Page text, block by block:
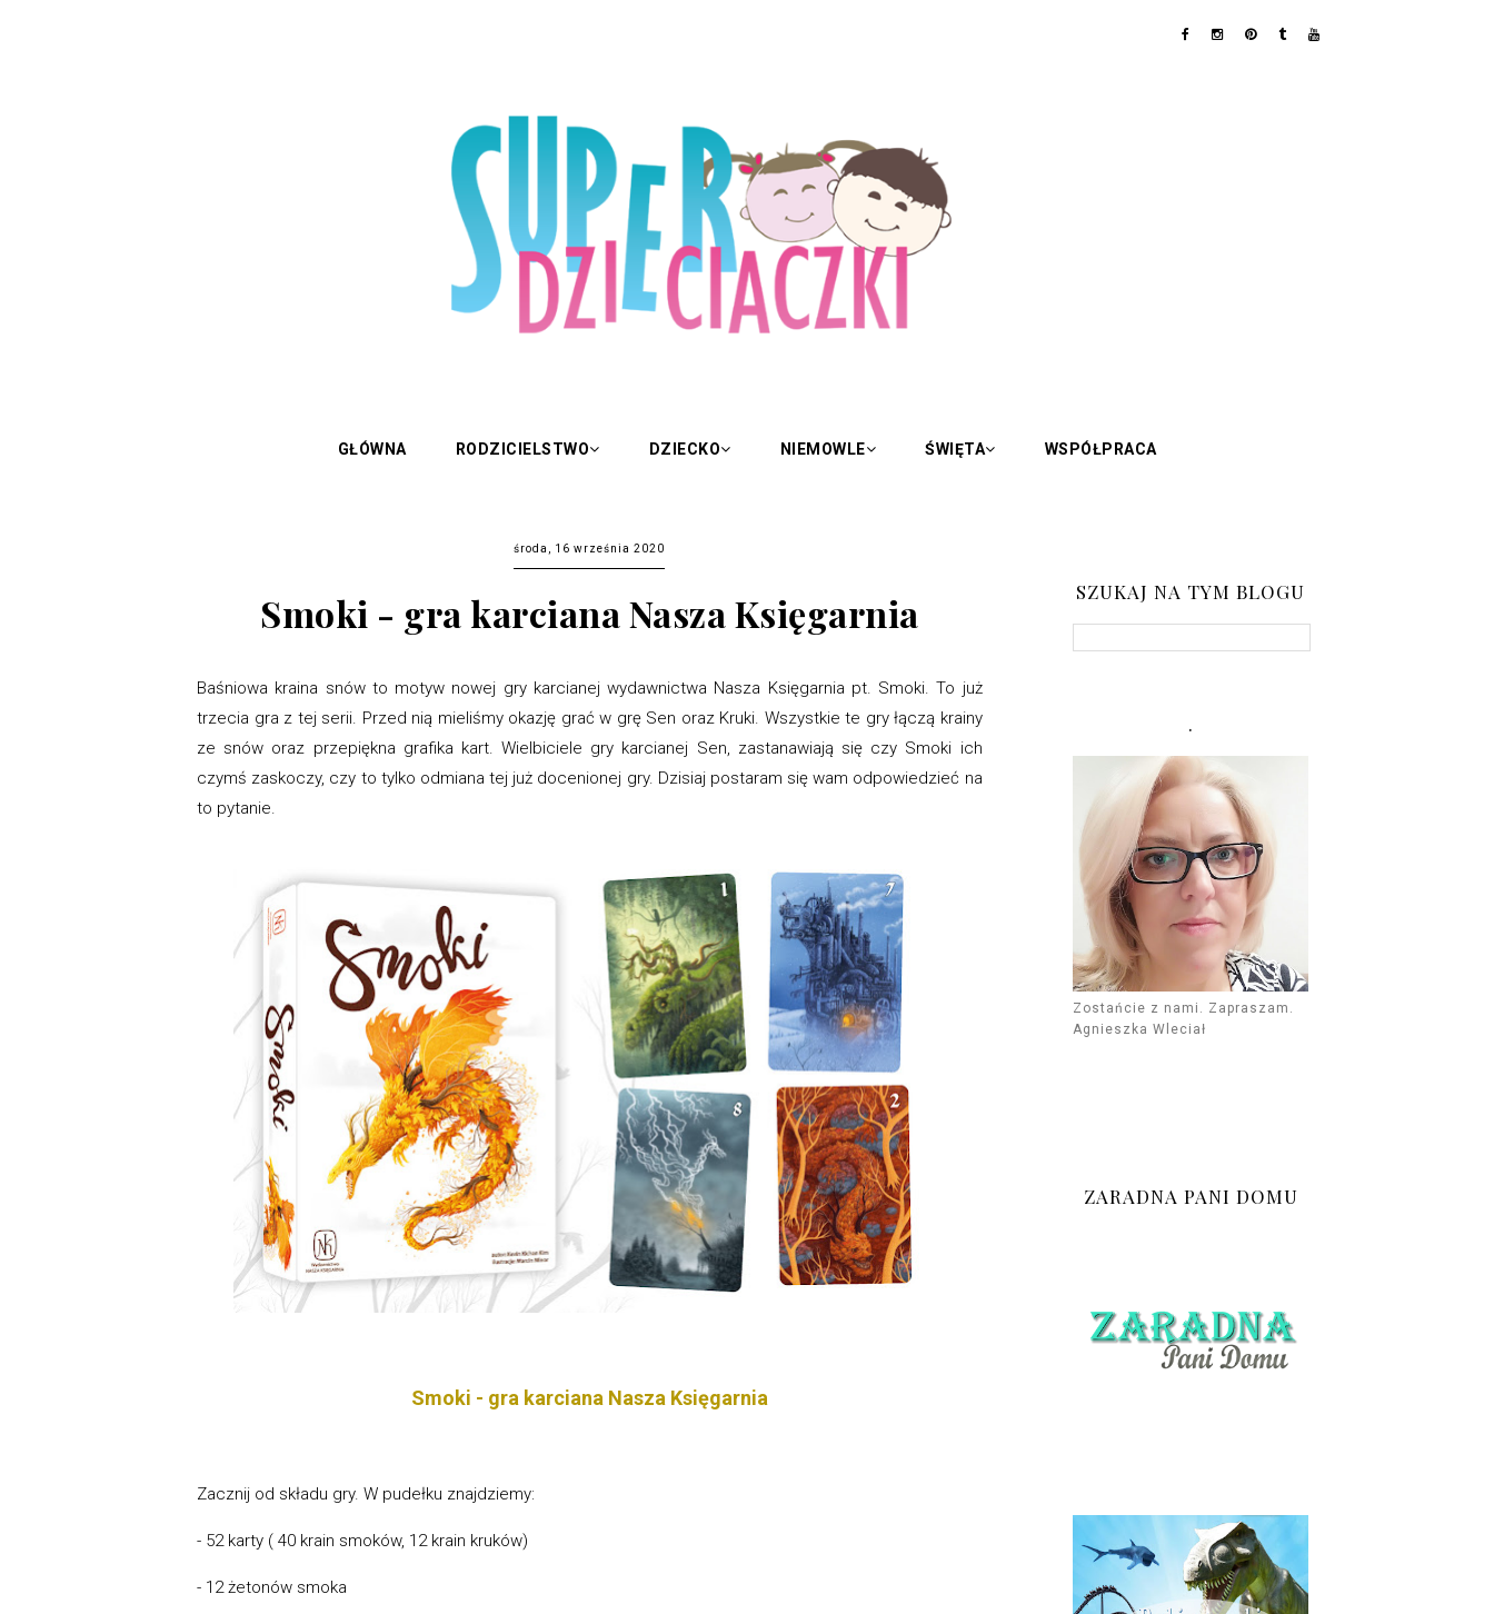
GŁÓWNA RODZICIELSTWO DZIECKO NIEMOWLE ŚWIĘTA WSPÓŁPRACA
środa, 16 września 2020
Smoki - gra karciana Nasza Księgarnia
Baśniowa kraina snów to motyw nowej gry karcianej wydawnictwa Nasza Księgarnia pt. Smoki. To już
trzecia gra z tej serii. Przed nią mieliśmy okazję grać w grę Sen oraz Kruki. Wszystkie te gry łączą krainy
ze snów oraz przepiękna grafika kart. Wielbiciele gry karcianej Sen, zastanawiają się czy Smoki ich
czymś zaskoczy, czy to tylko odmiana tej już docenionej gry. Dzisiaj postaram się wam odpowiedzieć na
to pytanie.
Smoki - gra karciana Nasza Księgarnia
Zacznij od składu gry. W pudełku znajdziemy:
- 52 karty ( 40 krain smoków, 12 krain kruków)
- 12 żetonów smoka
SZUKAJ NA TYM BLOGU
.
Zostańcie z nami. Zapraszam.
Agnieszka Wleciał
ZARADNA PANI DOMU